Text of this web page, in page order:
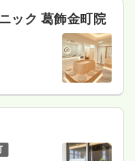
ック 葛飾金町院